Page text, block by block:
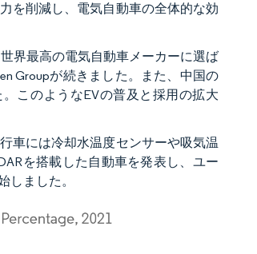
を削減し、電気自動車の全体的な効
界最高の電気自動車メーカーに選ば
Groupが続きました。また、中国の
このようなEVの普及と採用の拡大
車には冷却水温度センサーや吸気温
を搭載した自動車を発表し、ユー
しました。